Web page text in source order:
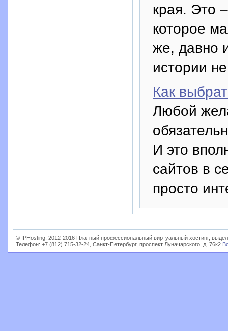
края. Это
которое
же, давно
истории
Как
Любой
И это
сайтов в
просто
© IPHosting, 2012-2016 Платный профессиональный виртуальный хостинг,
Телефон: +7 (812) 715-32-24, Санкт-Петербург, проспект Луначарского, д. 76к2